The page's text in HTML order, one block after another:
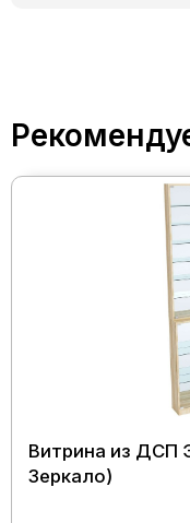
Витрина из ДСП
Зеркало)